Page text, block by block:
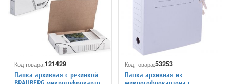
Код товара:121429
Папка архивная с резинкой
Код товара:53253
Папка архивная из